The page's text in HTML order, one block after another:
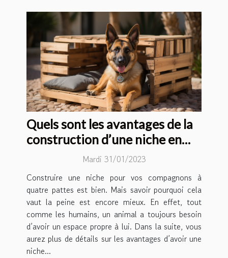
Quels sont les avantages de la
construction d’une niche en
Mardi 31/01/2023
Construire une niche pour vos compagnons à
quatre pattes est bien. Mais savoir pourquoi cela
vaut la peine est encore mieux. En effet, tout
comme les humains, un animal a toujours besoin
d’avoir un espace propre à lui. Dans la suite, vous
aurez plus de détails sur les avantages d’avoir une
niche...